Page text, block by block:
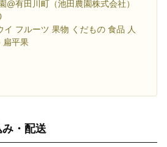
@有田川町（池田農園株式会社）
イ フルーツ 果物 くだもの 食品 人
扁平果
・配送